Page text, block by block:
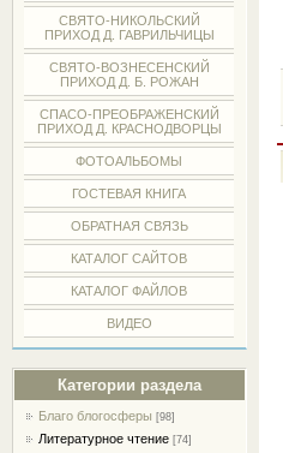
СВЯТО-НИКОЛЬСКИЙ
ПРИХОД Д. ГАВРИЛЬЧИЦЫ
СВЯТО-ВОЗНЕСЕНСКИЙ
ПРИХОД Д. Б. РОЖАН
СПАСО-ПРЕОБРАЖЕНСКИЙ
ПРИХОД Д. КРАСНОДВОРЦЫ
ФОТОАЛЬБОМЫ
ГОСТЕВАЯ КНИГА
ОБРАТНАЯ СВЯЗЬ
КАТАЛОГ САЙТОВ
КАТАЛОГ ФАЙЛОВ
ВИДЕО
Категории раздела
Благо блогосферы [98]
Литературное чтение [74]